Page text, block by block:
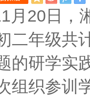
空
间
浪
讯
微
月20日，
二年级共
的研学实
组织参训